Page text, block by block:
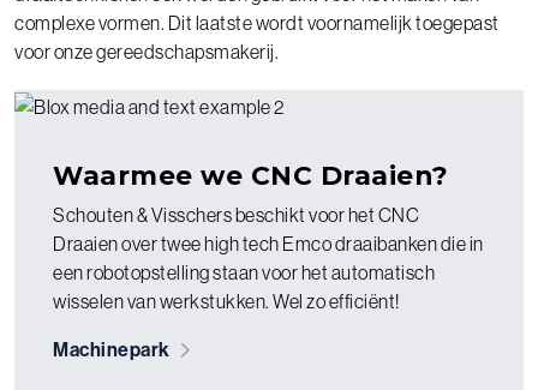
complexe vormen. Dit laatste wordt voornamelijk toegepast
voor onze gereedschapsmakerij.
Waarmee we CNC Draaien?
Schouten & Visschers beschikt voor het CNC
Draaien over twee high tech Emco draaibanken die in
een robotopstelling staan voor het automatisch
wisselen van werkstukken. Wel zo efficiënt!
Machinepark